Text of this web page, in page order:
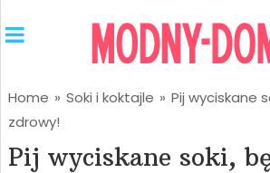
Home » Soki i koktajle » Pij wyciskane
zdrowy!
Pij wyciskane soki,